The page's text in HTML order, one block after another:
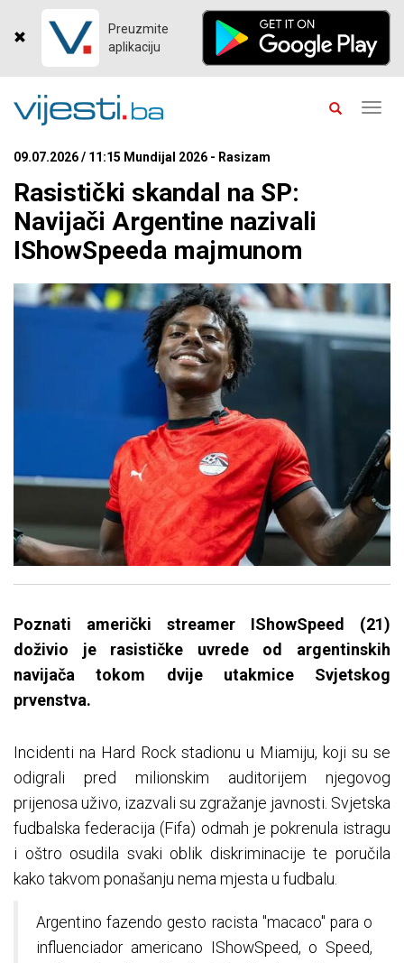
Preuzmite
aplikaciju
09.07.2026 / 11:15 Mundijal 2026 - Rasizam
Rasistički skandal na SP:
Navijači Argentine nazivali
IShowSpeeda majmunom
Poznati američki streamer IShowSpeed (21)
doživio je rasističke uvrede od argentinskih
navijača tokom dvije utakmice Svjetskog
prvenstva.
Incidenti na Hard Rock stadionu u Miamiju, koji su se
odigrali pred milionskim auditorijem njegovog
prijenosa uživo, izazvali su zgražanje javnosti. Svjetska
fudbalska federacija (Fifa) odmah je pokrenula istragu
i oštro osudila svaki oblik diskriminacije te poručila
kako takvom ponašanju nema mjesta u fudbalu.
Argentino fazendo gesto racista "macaco" para o
influenciador americano IShowSpeed, o Speed,